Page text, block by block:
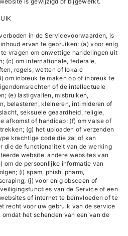
in de Servicevoorwaarden, is
ervan te gebruiken: (a) voor enig
vragen om onwettige handelingen uit
(c) om internationale, federale,
regels, wetten of lokale
om inbreuk te maken op of inbreuk te
of de intellectuele
(e) lastigvallen, misbruiken,
belasteren, kleineren, intimideren of
seksuele geaardheid, religie,
afkomst of handicap; (f) om valse of
(g) het uploaden of verzenden
krachtige code die zal of kan
die de functionaliteit van de werking
website, andere websites van
om de persoonlijke informatie van
(i) spam, phish, pharm,
(j) voor enig obsceen of
van de Service of een
of internet te beïnvloeden of te
recht voor uw gebruik van de service
het schenden van een van de